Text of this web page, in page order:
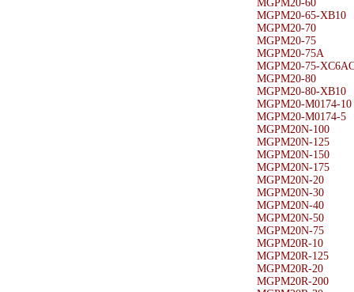
MGPM20-60
MGPM20-65-XB10
MGPM20-70
MGPM20-75
MGPM20-75A
MGPM20-75-
MGPM20-80
MGPM20-80-XB10
MGPM20-M0174-10
MGPM20-M0174-5
MGPM20N-100
MGPM20N-125
MGPM20N-150
MGPM20N-175
MGPM20N-20
MGPM20N-30
MGPM20N-40
MGPM20N-50
MGPM20N-75
MGPM20R-10
MGPM20R-125
MGPM20R-20
MGPM20R-200